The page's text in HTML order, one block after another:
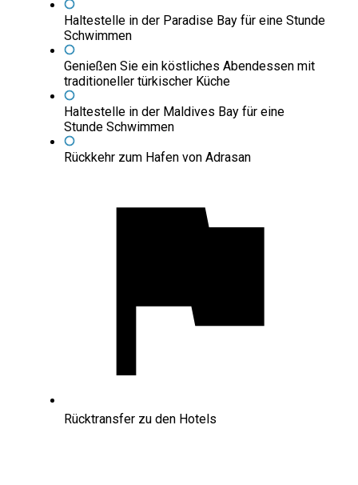
Haltestelle in der Paradise Bay für eine Stunde
Schwimmen
Genießen Sie ein köstliches Abendessen mit
traditioneller türkischer Küche
Haltestelle in der Maldives Bay für eine
Stunde Schwimmen
Rückkehr zum Hafen von Adrasan
Rücktransfer zu den Hotels